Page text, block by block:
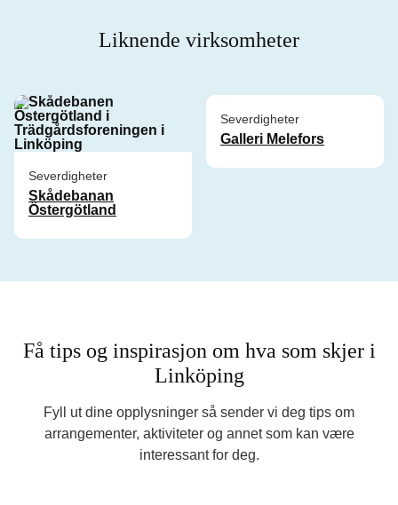
Liknende virksomheter
Severdigheter
Skådebanan
Östergötland
Severdigheter
Galleri Melefors
Få tips og inspirasjon om hva som skjer i
Linköping
Fyll ut dine opplysninger så sender vi deg tips om
arrangementer, aktiviteter og annet som kan være
interessant for deg.